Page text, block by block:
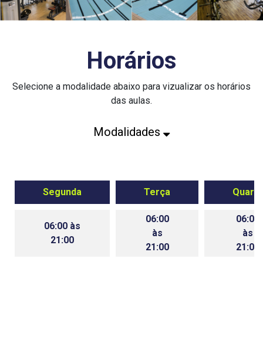
Horários
Selecione a modalidade abaixo para vizualizar os horários
das aulas.
Modalidades
Segunda Terça Quarta
06:00 às
21:00
06:00
às
21:00
06:00
às
21:00